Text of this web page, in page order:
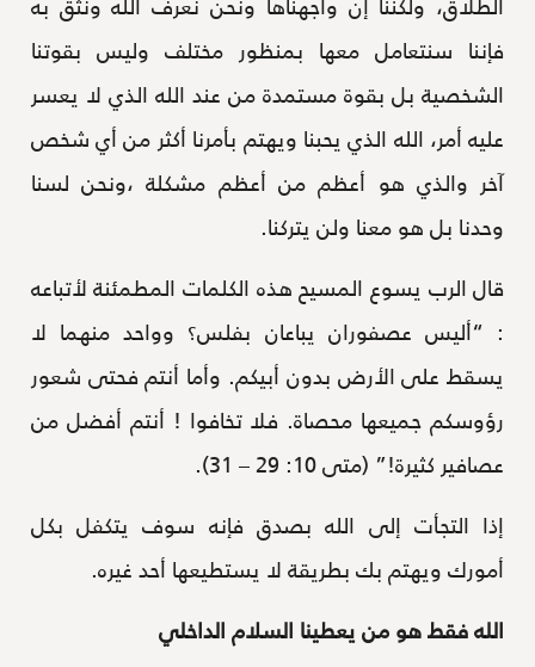
فإننا سنتعامل معها بمنظور مختلف وليس بقوتنا
الشخصية بل بقوة مستمدة من عند الله الذي لا يعسر
عليه أمر، الله الذي يحبنا ويهتم بأمرنا أكثر من أي شخص
آخر والذي هو أعظم من أعظم مشكلة ،ونحن لسنا
وحدنا بل هو معنا ولن يتركنا.
قال الرب يسوع المسيح هذه الكلمات المطمئنة لأتباعه
: “أليس عصفوران يباعان بفلس؟ وواحد منهما لا
يسقط على الأرض بدون أبيكم. وأما أنتم فحتى شعور
رؤوسكم جميعها محصاة. فلا تخافوا ! أنتم أفضل من
عصافير كثيرة!” (متى 10: 29 – 31).
إذا التجأت إلى الله بصدق فإنه سوف يتكفل بكل
أمورك ويهتم بك بطريقة لا يستطيعها أحد غيره.
الله فقط هو من يعطينا السلام الداخلي